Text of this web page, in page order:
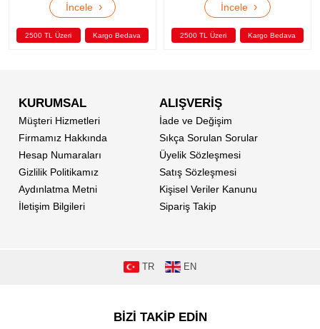
İncele ›
2500 TL Üzeri Kargo Bedava
İncele ›
2500 TL Üzeri Kargo Bedava
KURUMSAL
Müşteri Hizmetleri
Firmamız Hakkında
Hesap Numaraları
Gizlilik Politikamız
Aydınlatma Metni
İletişim Bilgileri
ALIŞVERİŞ
İade ve Değişim
Sıkça Sorulan Sorular
Üyelik Sözleşmesi
Satış Sözleşmesi
Kişisel Veriler Kanunu
Sipariş Takip
TR EN
BİZİ TAKİP EDİN